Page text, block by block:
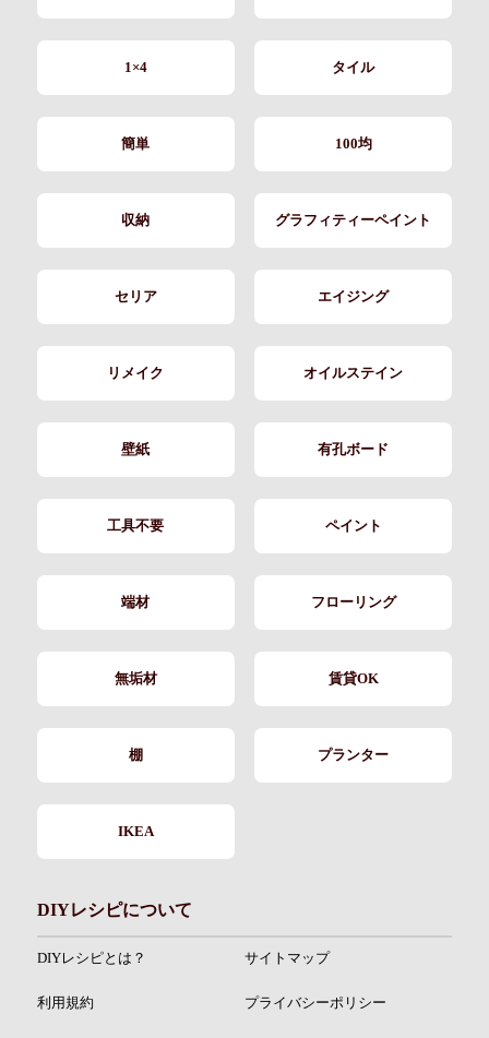
1×4 タイル
簡単 100均
収納 グラフィティーペイント
セリア エイジング
リメイク オイルステイン
壁紙 有孔ボード
工具不要 ペイント
端材 フローリング
無垢材 賃貸OK
棚 プランター
IKEA
DIYレシピについて
DIYレシピとは？ サイトマップ
利用規約 プライバシーポリシー